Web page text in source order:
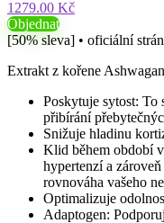
1279.00 Kč
Objednat
[50% sleva] • oficiální
Extrakt z kořene
Poskytuje sytost: To
přibírání
Snižuje hladinu
Klid během období
hypertenzí a
rovnováha vašeho
Optimalizuje
Adaptogen: